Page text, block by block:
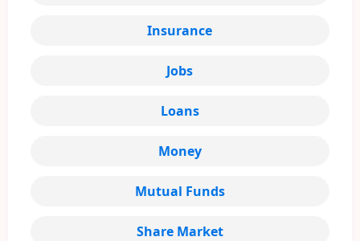
Insurance
Jobs
Loans
Money
Mutual Funds
Share Market